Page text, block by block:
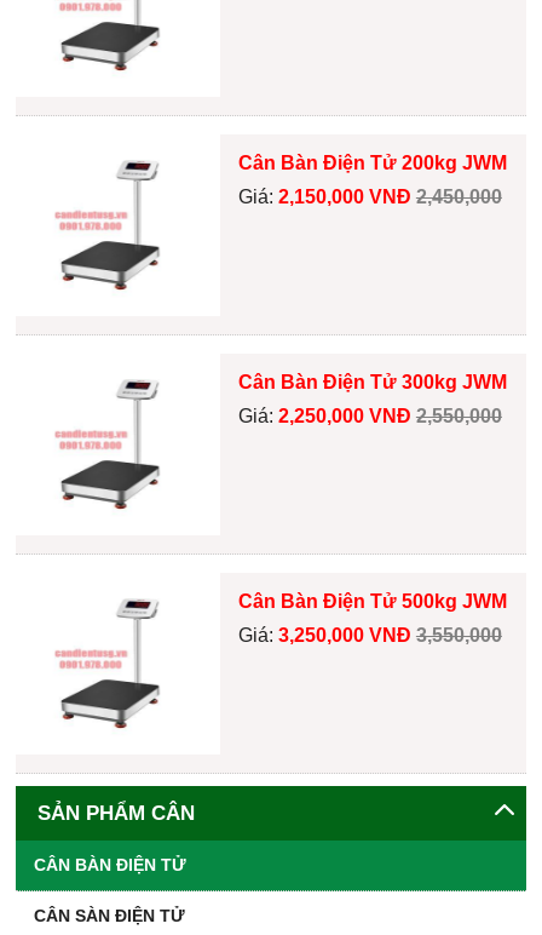
Cân Bàn Điện Tử 200kg JWM
Giá: 2,150,000 VNĐ 2,450,000
Cân Bàn Điện Tử 300kg JWM
Giá: 2,250,000 VNĐ 2,550,000
Cân Bàn Điện Tử 500kg JWM
Giá: 3,250,000 VNĐ 3,550,000
SẢN PHẨM CÂN
CÂN BÀN ĐIỆN TỬ
CÂN SÀN ĐIỆN TỬ